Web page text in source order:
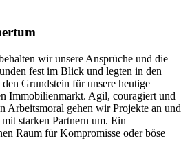
wir unsere Ansprüche und die
fest im Blick und legten in den
Grundstein für unsere heutige
Immobilienmarkt. Agil, couragiert und
Arbeitsmoral gehen wir Projekte an und
starken Partnern um. Ein
Raum für Kompromisse oder böse